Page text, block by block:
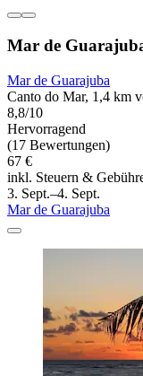
Mar de
Mar de Guarajuba
Canto do Mar, 1,4 km
8,8/10
Hervorragend
(17 Bewertungen)
67 €
inkl. Steuern &
3. Sept.–4. Sept.
Mar de Guarajuba